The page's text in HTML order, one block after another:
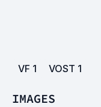
VF 1 VOST 1
IMAGES